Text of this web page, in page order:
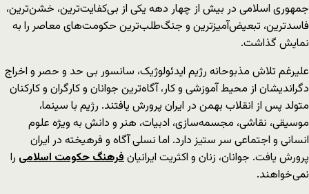
جمهوری اسلامی در بیش از چهار دهه یکی از بی‌کفایت‌ترین، خشن‌ترین،
فاسدترین، تبعیض‌آمیزترین و جنگ‌طلب‌ترین حکومت‌های معاصر را به
نمایش گذاشت.
علیرغم تلاش مذبوحانه رژیم ایدئولوژیک، سانسور بی حد و حصر و اخراج
دگراندیشان از محیط آموزشی و کار، آگاه‌ترین جوانان و کارگران و کارکنان
متولد پس از انقلاب بهمن در ایران پرورش یافتند. رژیم با سینما،
موسیقی، نقاشی، مجسمه‌سازی، ادبیات، هنر و دانش به ویژه علوم
انسانی و اجتماعی سر ستیز دارد. اما نسلی آگاه و فرهیخته در ایران
پرورش یافت. جوانان، زنان و اکثریت ایرانیانفرهنگ حکومت اسلامی را
نمی‌خواهند.